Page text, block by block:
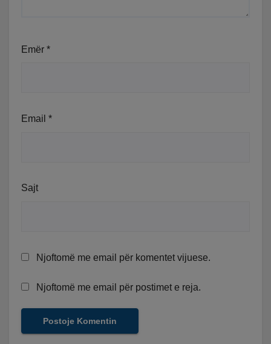
Emër *
Email *
Sajt
Njoftomë me email për komentet vijuese.
Njoftomë me email për postimet e reja.